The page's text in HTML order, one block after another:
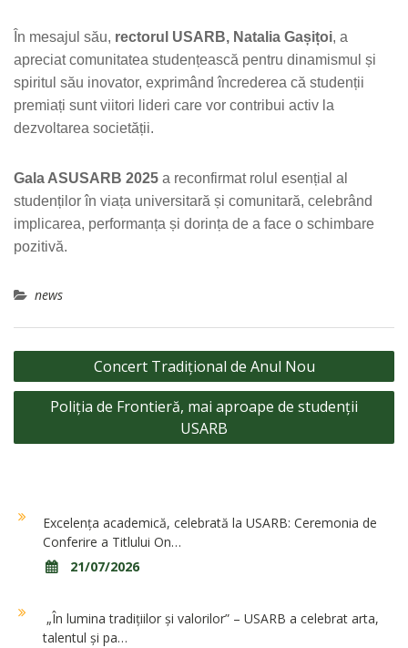
În mesajul său, rectorul USARB, Natalia Gașițoi, a
apreciat comunitatea studențească pentru dinamismul și
spiritul său inovator, exprimând încrederea că studenții
premiați sunt viitori lideri care vor contribui activ la
dezvoltarea societății.
Gala ASUSARB 2025 a reconfirmat rolul esențial al
studenților în viața universitară și comunitară, celebrând
implicarea, performanța și dorința de a face o schimbare
pozitivă.
news
Navigare
în
articole
Concert Tradițional de Anul Nou
Poliția de Frontieră, mai aproape de studenții
USARB
Excelența academică, celebrată la USARB: Ceremonia de
Conferire a Titlului On…
21/07/2026
„În lumina tradițiilor și valorilor” – USARB a celebrat arta,
talentul și pa…